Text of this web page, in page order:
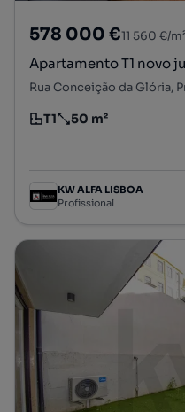
578 000 €11 560 €/
Apartamento T1 novo
Tipologia
T1
Preço por metro
50 m²
KW ALFA LISBOA
Profissional